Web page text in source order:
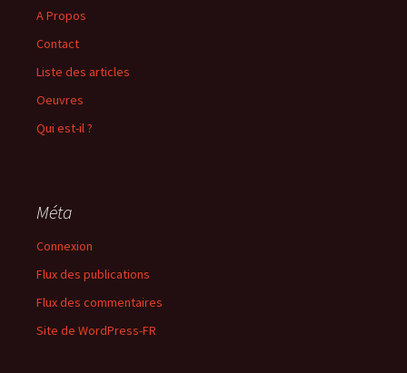
A Propos
Contact
Liste des articles
Oeuvres
Qui est-il ?
Méta
Connexion
Flux des publications
Flux des commentaires
Site de WordPress-FR